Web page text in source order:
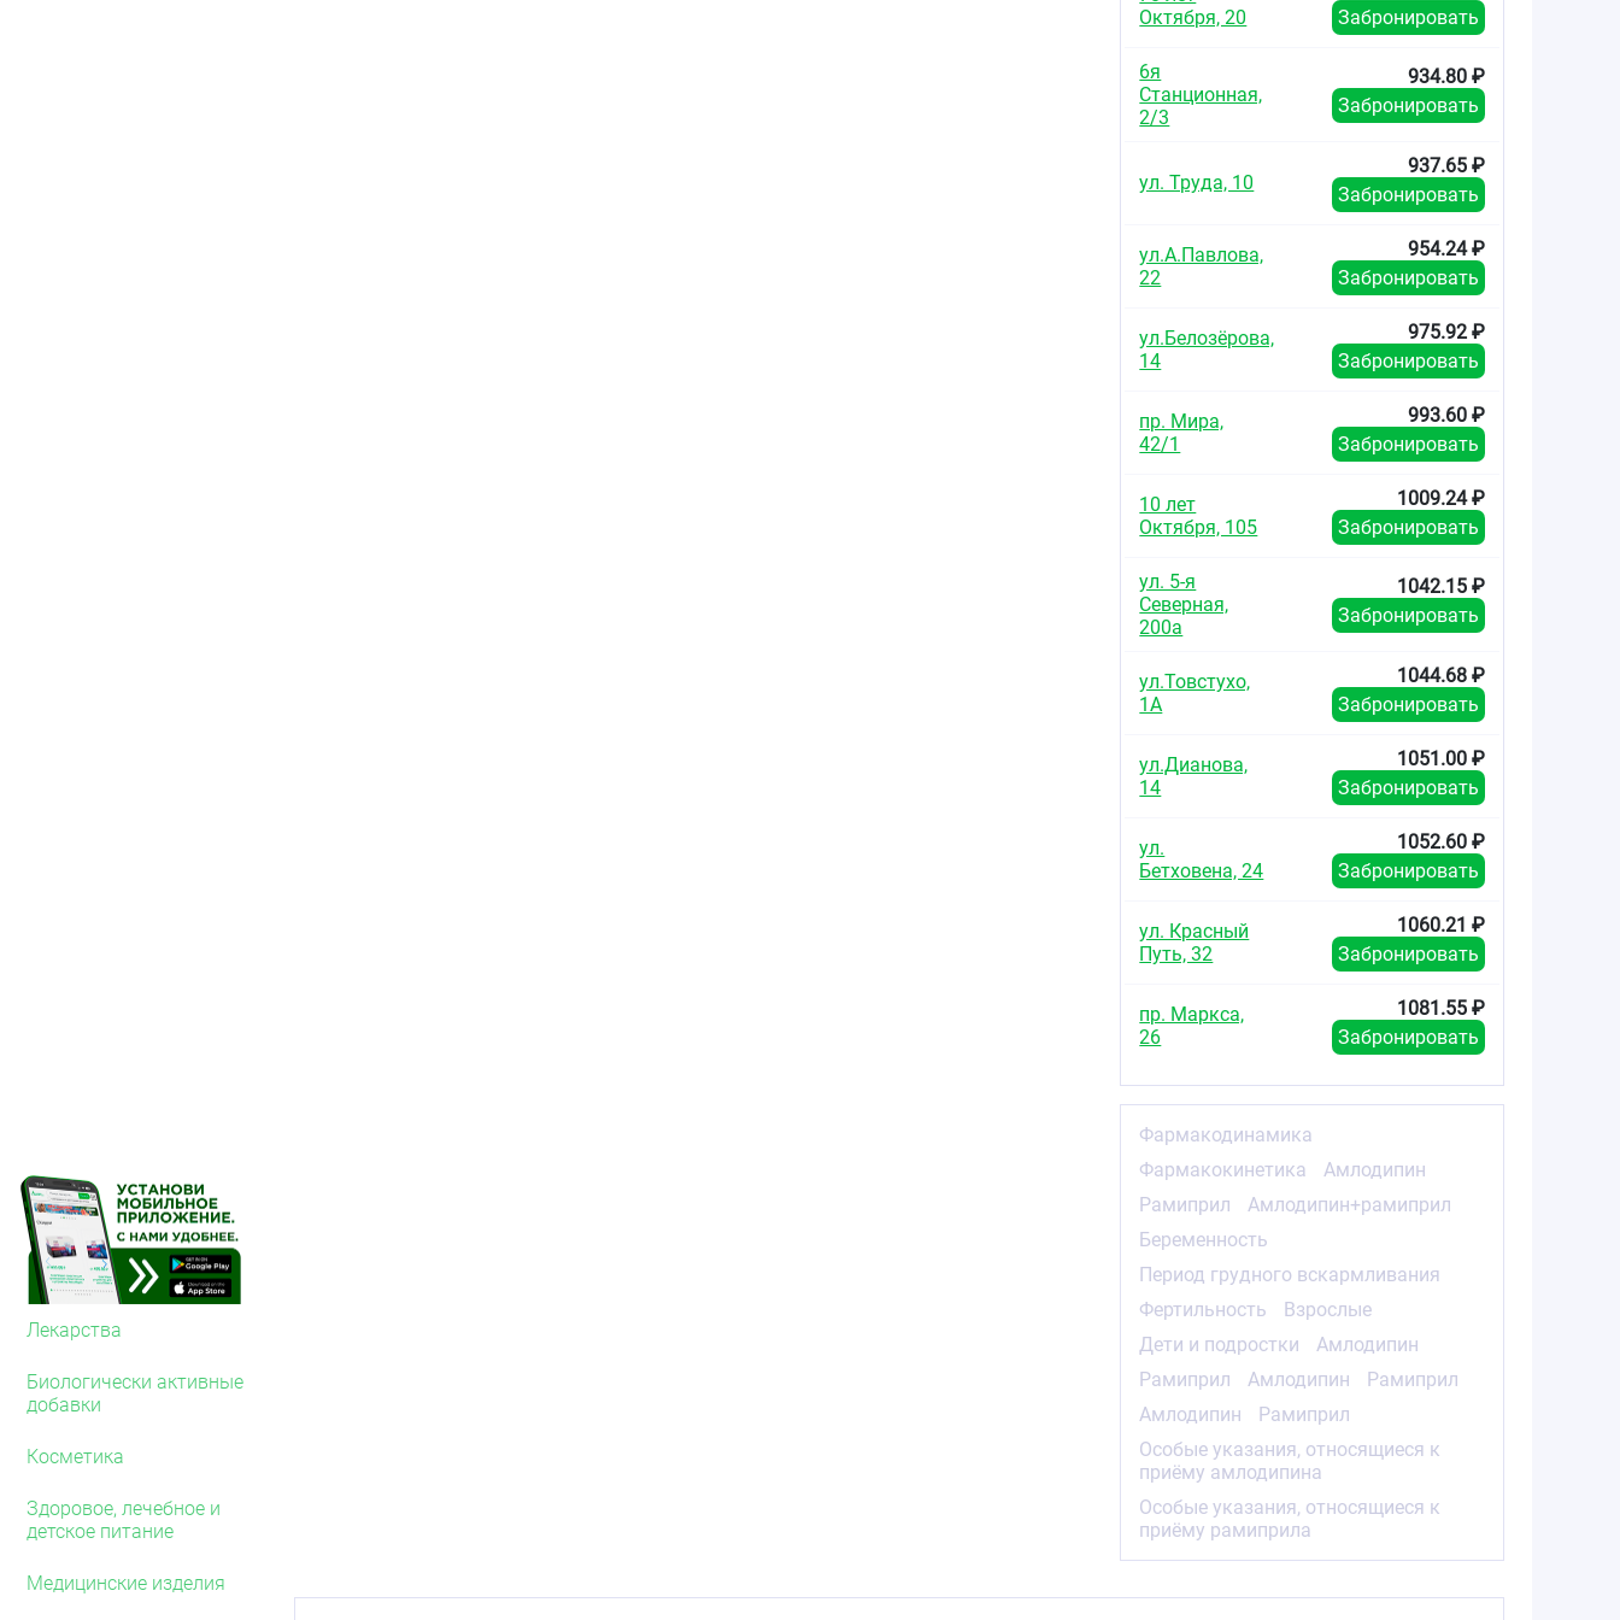
Лекарства
Биологически активные
добавки
Косметика
Здоровое, лечебное и
детское питание
Медицинские изделия
Октября, 20
Забронировать
6я
Станционная,
2/3
934.80 ₽
Забронировать
ул. Труда, 10
937.65 ₽
Забронировать
ул.А.Павлова,
22
954.24 ₽
Забронировать
ул.Белозёрова,
14
975.92 ₽
Забронировать
пр. Мира,
42/1
993.60 ₽
Забронировать
10 лет
Октября, 105
1009.24 ₽
Забронировать
ул. 5-я
Северная,
200а
1042.15 ₽
Забронировать
ул.Товстухо,
1А
1044.68 ₽
Забронировать
ул.Дианова,
14
1051.00 ₽
Забронировать
ул.
Бетховена, 24
1052.60 ₽
Забронировать
ул. Красный
Путь, 32
1060.21 ₽
Забронировать
пр. Маркса,
26
1081.55 ₽
Забронировать
Фармакодинамика
Фармакокинетика
Амлодипин
Рамиприл
Амлодипин+рамиприл
Беременность
Период грудного вскармливания
Фертильность
Взрослые
Дети и подростки
Амлодипин
Рамиприл
Амлодипин
Рамиприл
Амлодипин
Рамиприл
Особые указания, относящиеся к
приёму амлодипина
Особые указания, относящиеся к
приёму рамиприла